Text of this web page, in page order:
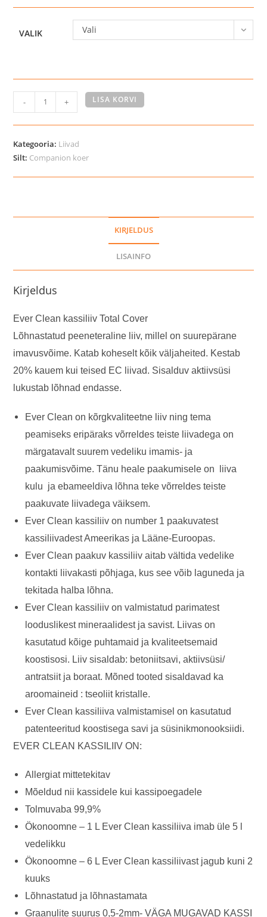
VALIK Vali
Clean
kassiliiv
Total
Cover
- + LISA KORVI
Kategooria: Liivad
Silt: Companion koer
KIRJELDUS
LISAINFO
Kirjeldus
Ever Clean kassiliiv Total Cover
Lõhnastatud peeneteraline liiv, millel on suurepärane
imavusvõime. Katab koheselt kõik väljaheited. Kestab
20% kauem kui teised EC liivad. Sisalduv aktiivsüsi
lukustab lõhnad endasse.
Ever Clean on kõrgkvaliteetne liiv ning tema
peamiseks eripäraks võrreldes teiste liivadega on
märgatavalt suurem vedeliku imamis- ja
paakumisvõime. Tänu heale paakumisele on liiva
kulu ja ebameeldiva lõhna teke võrreldes teiste
paakuvate liivadega väiksem.
Ever Clean kassiliiv on number 1 paakuvatest
kassiliivadest Ameerikas ja Lääne-Euroopas.
Ever Clean paakuv kassiliiv aitab vältida vedelike
kontakti liivakasti põhjaga, kus see võib laguneda ja
tekitada halba lõhna.
Ever Clean kassiliiv on valmistatud parimatest
looduslikest mineraalidest ja savist. Liivas on
kasutatud kõige puhtamaid ja kvaliteetsemaid
koostisosi. Liiv sisaldab: betoniitsavi, aktiivsüsi/
antratsiit ja boraat. Mõned tooted sisaldavad ka
aroomaineid : tseoliit kristalle.
Ever Clean kassiliiva valmistamisel on kasutatud
patenteeritud koostisega savi ja süsinikmonooksiidi.
EVER CLEAN KASSILIIV ON:
Allergiat mittetekitav
Mõeldud nii kassidele kui kassipoegadele
Tolmuvaba 99,9%
Ökonoomne – 1 L Ever Clean kassiliiva imab üle 5 l
vedelikku
Ökonoomne – 6 L Ever Clean kassiliivast jagub kuni 2
kuuks
Lõhnastatud ja lõhnastamata
Graanulite suurus 0,5-2mm- VÄGA MUGAVAD KASSI